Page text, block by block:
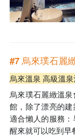
#7 烏來璞石麗
烏來溫泉 高級溫
烏來璞石麗緻溫
館，除了漂亮的
適合懶人的服務
醒來就可以吃到早